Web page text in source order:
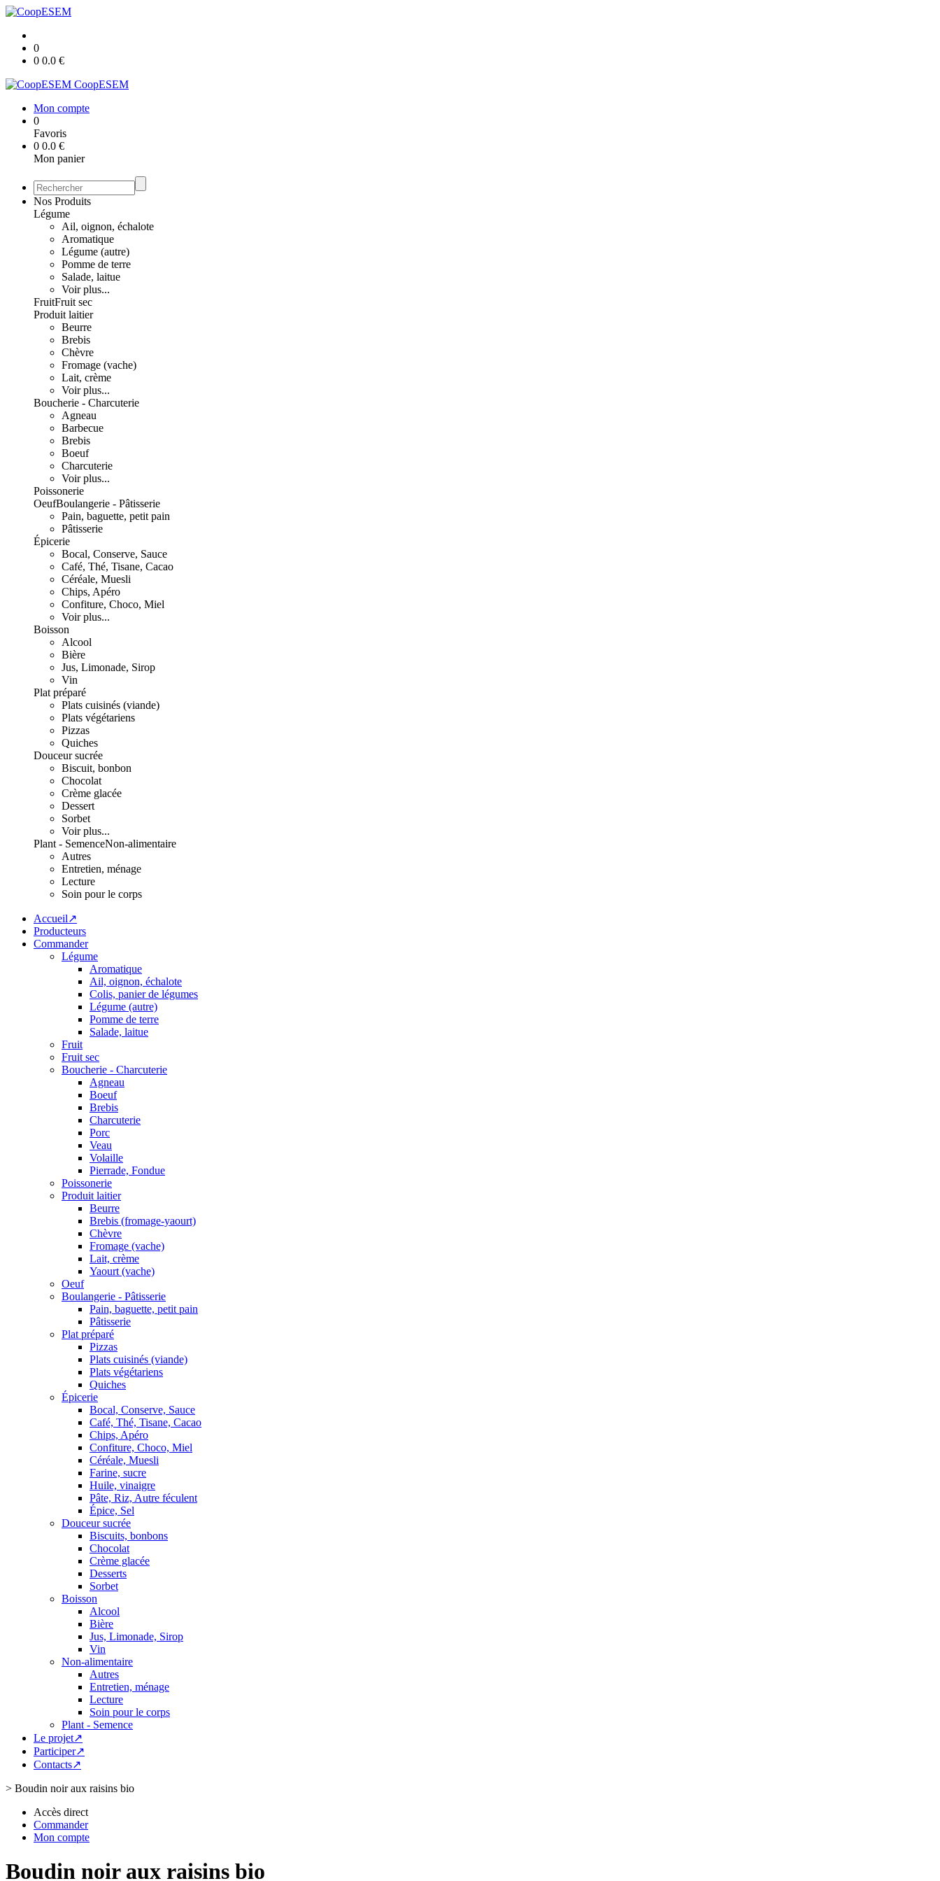
0
0 0.0 €
CoopESEM
Mon compte
0
Favoris
0 0.0 €
Mon panier
Nos Produits
Légume
Ail, oignon, échalote
Aromatique
Légume (autre)
Pomme de terre
Salade, laitue
Voir plus...
FruitFruit sec
Produit laitier
Beurre
Brebis
Chèvre
Fromage (vache)
Lait, crème
Voir plus...
Boucherie - Charcuterie
Agneau
Barbecue
Brebis
Boeuf
Charcuterie
Voir plus...
Poissonerie
OeufBoulangerie - Pâtisserie
Pain, baguette, petit pain
Pâtisserie
Épicerie
Bocal, Conserve, Sauce
Café, Thé, Tisane, Cacao
Céréale, Muesli
Chips, Apéro
Confiture, Choco, Miel
Voir plus...
Boisson
Alcool
Bière
Jus, Limonade, Sirop
Vin
Plat préparé
Plats cuisinés (viande)
Plats végétariens
Pizzas
Quiches
Douceur sucrée
Biscuit, bonbon
Chocolat
Crème glacée
Dessert
Sorbet
Voir plus...
Plant - SemenceNon-alimentaire
Autres
Entretien, ménage
Lecture
Soin pour le corps
Accueil↗
Producteurs
Commander
Légume
Aromatique
Ail, oignon, échalote
Colis, panier de légumes
Légume (autre)
Pomme de terre
Salade, laitue
Fruit
Fruit sec
Boucherie - Charcuterie
Agneau
Boeuf
Brebis
Charcuterie
Porc
Veau
Volaille
Pierrade, Fondue
Poissonerie
Produit laitier
Beurre
Brebis (fromage-yaourt)
Chèvre
Fromage (vache)
Lait, crème
Yaourt (vache)
Oeuf
Boulangerie - Pâtisserie
Pain, baguette, petit pain
Pâtisserie
Plat préparé
Pizzas
Plats cuisinés (viande)
Plats végétariens
Quiches
Épicerie
Bocal, Conserve, Sauce
Café, Thé, Tisane, Cacao
Chips, Apéro
Confiture, Choco, Miel
Céréale, Muesli
Farine, sucre
Huile, vinaigre
Pâte, Riz, Autre féculent
Épice, Sel
Douceur sucrée
Biscuits, bonbons
Chocolat
Crème glacée
Desserts
Sorbet
Boisson
Alcool
Bière
Jus, Limonade, Sirop
Vin
Non-alimentaire
Autres
Entretien, ménage
Lecture
Soin pour le corps
Plant - Semence
Le projet↗
Participer↗
Contacts↗
> Boudin noir aux raisins bio
Accès direct
Commander
Mon compte
Boudin noir aux raisins bio